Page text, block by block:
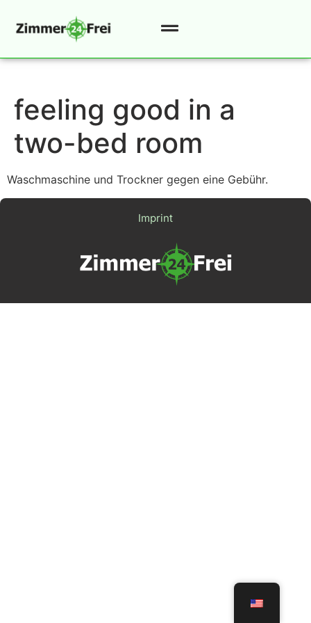
feeling good in a
two-bed room
Waschmaschine und Trockner gegen eine Gebühr.
Imprint